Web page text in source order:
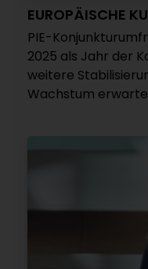
EUROPÄISCHE
PIE-
2025 als Jahr der
weitere
Wachstum